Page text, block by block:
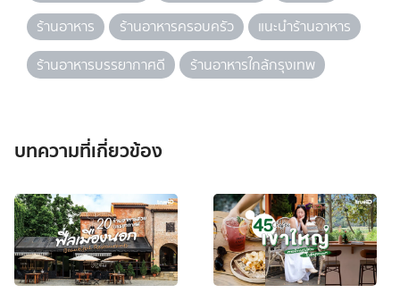
ร้านอาหาร
ร้านอาหารครอบครัว
แนะนำร้านอาหาร
ร้านอาหารบรรยากาศดี
ร้านอาหารใกล้กรุงเทพ
บทความที่เกี่ยวข้อง